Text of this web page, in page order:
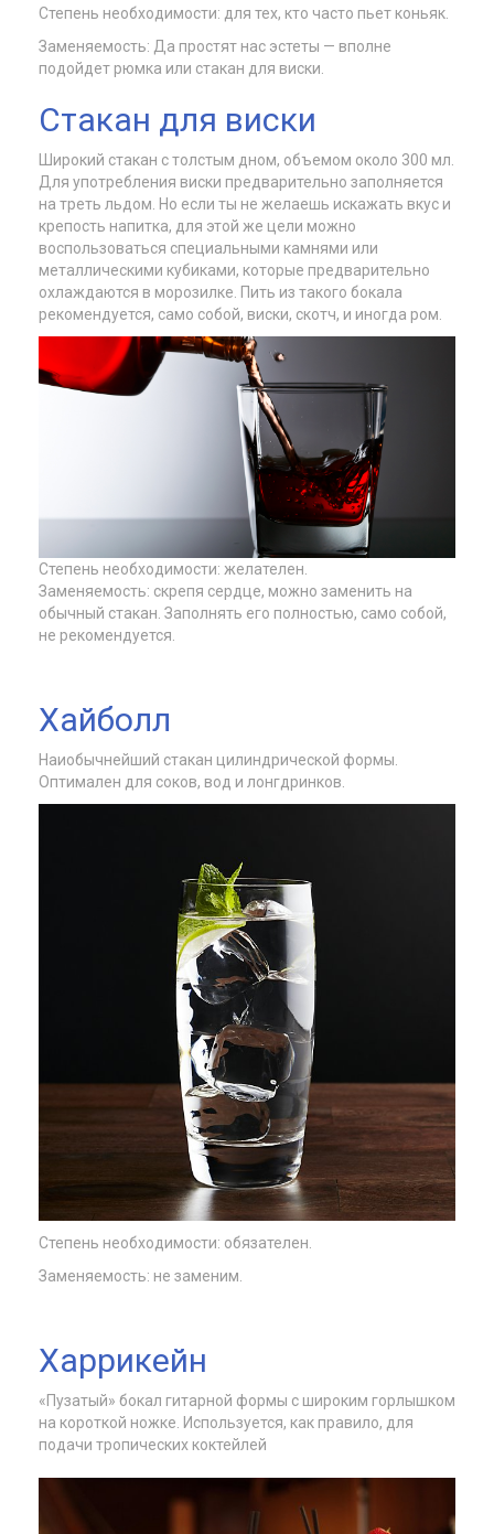
Степень необходимости: для тех, кто часто пьет коньяк.
Заменяемость: Да простят нас эстеты — вполне
подойдет рюмка или стакан для виски.
Стакан для виски
Широкий стакан с толстым дном, объемом около 300 мл.
Для употребления виски предварительно заполняется
на треть льдом. Но если ты не желаешь искажать вкус и
крепость напитка, для этой же цели можно
воспользоваться специальными камнями или
металлическими кубиками, которые предварительно
охлаждаются в морозилке. Пить из такого бокала
рекомендуется, само собой, виски, скотч, и иногда ром.
Степень необходимости: желателен.
Заменяемость: скрепя сердце, можно заменить на
обычный стакан. Заполнять его полностью, само собой,
не рекомендуется.
Хайболл
Наиобычнейший стакан цилиндрической формы.
Оптимален для соков, вод и лонгдринков.
Степень необходимости: обязателен.
Заменяемость: не заменим.
Харрикейн
«Пузатый» бокал гитарной формы с широким горлышком
на короткой ножке. Используется, как правило, для
подачи тропических коктейлей